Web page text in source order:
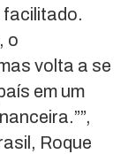
facilitado.
o
volta a se
em um
Roque